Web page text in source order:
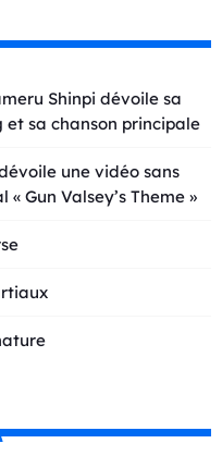
Shinpi dévoile sa
et sa chanson principale
une vidéo sans
Gun Valsey’s Theme »